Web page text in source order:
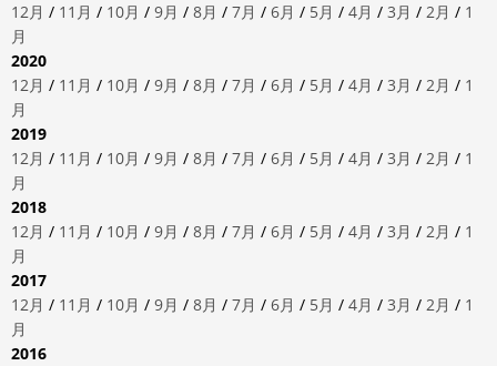
12月 / 11月 / 10月 / 9月 / 8月 / 7月 / 6月 / 5月 / 4月 / 3月 / 2月 / 1
月
2020
12月 / 11月 / 10月 / 9月 / 8月 / 7月 / 6月 / 5月 / 4月 / 3月 / 2月 / 1
月
2019
12月 / 11月 / 10月 / 9月 / 8月 / 7月 / 6月 / 5月 / 4月 / 3月 / 2月 / 1
月
2018
12月 / 11月 / 10月 / 9月 / 8月 / 7月 / 6月 / 5月 / 4月 / 3月 / 2月 / 1
月
2017
12月 / 11月 / 10月 / 9月 / 8月 / 7月 / 6月 / 5月 / 4月 / 3月 / 2月 / 1
月
2016